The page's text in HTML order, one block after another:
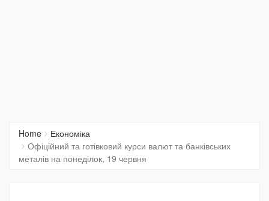
Home
Економіка
Офіційний та готівковий курси валют та банківських
металів на понеділок, 19 червня